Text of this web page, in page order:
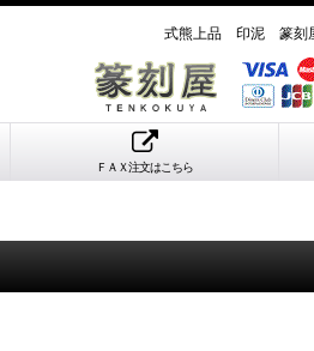
式熊上品 印泥 篆刻
ＦＡＸ注文はこちら